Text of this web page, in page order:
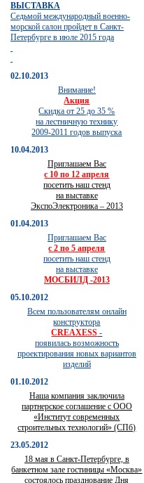
ВЫСТАВКА
Седьмой международный военно-
морской салон пройдет в Санкт-
Петербурге в июле 2015 года
02.10.2013
Внимание!
Акция
Скидка от 25 до 35 %
на лестничную технику
2009-2011 годов выпуска
10.04.2013
Приглашаем Вас
с 10 по 12 апреля
посетить наш стенд
на выставке
ЭкспоЭлектроника – 2013
01.04.2013
Приглашаем Вас
с 2 по 5 апреля
посетить наш стенд
на выставке
МОСБИЛД -2013
05.10.2012
Всем пользователям онлайн
конструктора
CREAXESS -
появилась возможность
проектирования новых вариантов
изделий
01.10.2012
Наша компания заключила
партнерское соглашение с ООО
«Институт современных
строительных технологий» (СПб)
23.05.2012
18 мая в Санкт-Петербурге, в
банкетном зале гостиницы «Москва»
состоялось празднование Дня